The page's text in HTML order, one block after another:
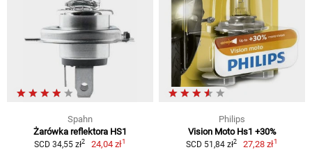
Spahn
Żarówka reflektora HS1
SCD 34,55 zł2 24,04 zł1
Philips
Vision Moto Hs1 +30%
SCD 51,84 zł2 27,28 zł1